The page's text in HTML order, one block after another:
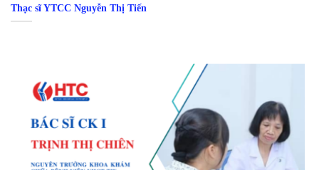
Thạc sĩ YTCC Nguyễn Thị Tiến